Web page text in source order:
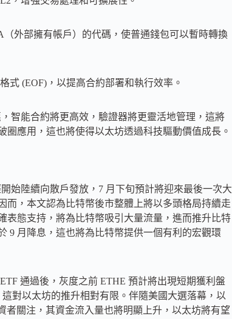
外部擁有帳戶）的代碼，使普通錢包可以暫時轉換
式 (EOF)，以提高合約部署和執行效率。
智能合約將更高效，驗證器將更靈活地管理，這將
應用，這也將使得以太坊透過科技驅動價值成長。
始陸續向散戶發放，7 月下旬預計將迎來最後一次大
，本文認為比特幣後市整體上將以多頭格局持續走
表態支持，將為比特幣吸引大量流量，進而推升比特
9 月降息，這也將為比特幣提供一個有利的宏觀環
通過後，灰度之前 ETHE 預計將出現短期獲利盤
對以太坊的推升相對有限。伴隨美國大選落幕，以
者關注，其資金流入量也將明顯上升，以太坊將有望